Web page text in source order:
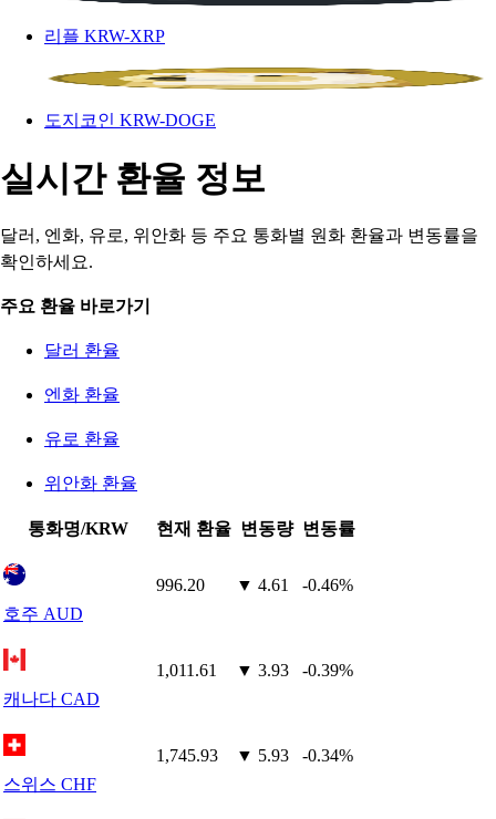
리플 KRW-XRP
도지코인 KRW-DOGE
실시간 환율 정보
달러, 엔화, 유로, 위안화 등 주요 통화별 원화 환율과 변동률을
확인하세요.
주요 환율 바로가기
달러 환율
엔화 환율
유로 환율
위안화 환율
통화명/KRW 현재 환율 변동량 변동률
호주 AUD
996.20 ▼ 4.61 -0.46%
캐나다 CAD
1,011.61 ▼ 3.93 -0.39%
스위스 CHF
1,745.93 ▼ 5.93 -0.34%